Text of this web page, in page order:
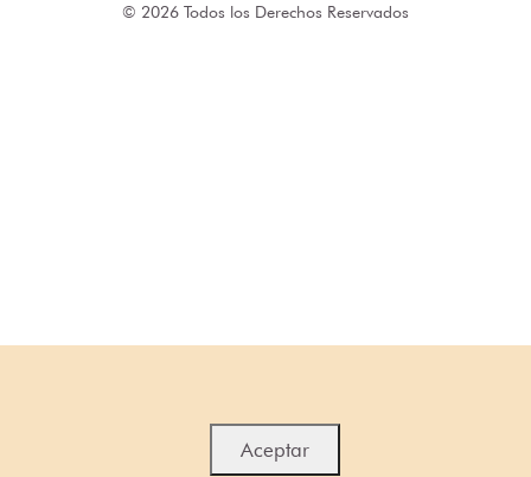
© 2026 Todos los Derechos Reservados
Aceptar